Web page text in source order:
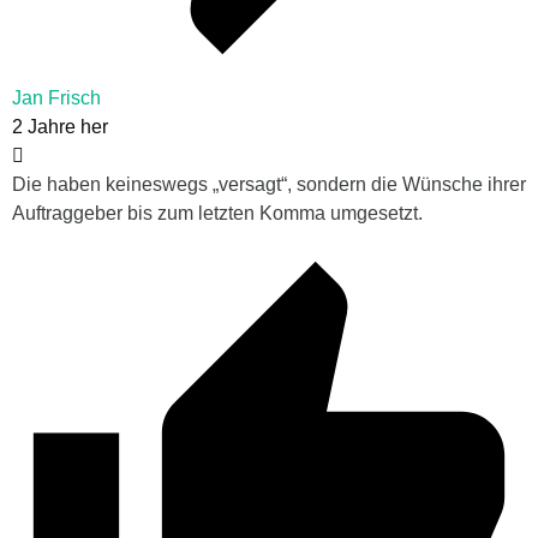
Jan Frisch
2 Jahre her
Die haben keineswegs „versagt“, sondern die Wünsche ihrer
Auftraggeber bis zum letzten Komma umgesetzt.